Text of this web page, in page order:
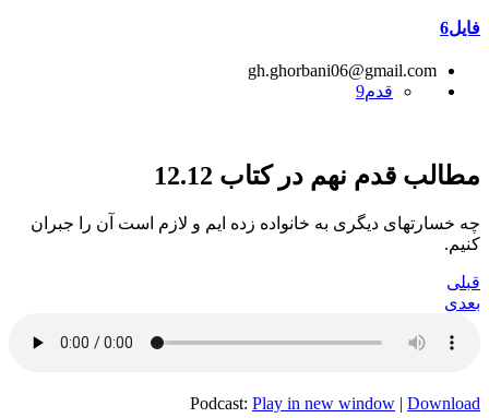
فایل6
gh.ghorbani06@gmail.com
قدم9
مطالب قدم نهم در کتاب 12.12
چه خسارتهای دیگری به خانواده زده ایم و لازم است آن را جبران
کنیم.
قبلی
بعدی
Podcast: Play in new window | Download